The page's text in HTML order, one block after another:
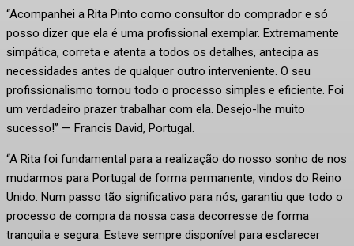
“Acompanhei a Rita Pinto como consultor do comprador e só
posso dizer que ela é uma profissional exemplar. Extremamente
simpática, correta e atenta a todos os detalhes, antecipa as
necessidades antes de qualquer outro interveniente. O seu
profissionalismo tornou todo o processo simples e eficiente. Foi
um verdadeiro prazer trabalhar com ela. Desejo-lhe muito
sucesso!” — Francis David, Portugal.
“A Rita foi fundamental para a realização do nosso sonho de nos
mudarmos para Portugal de forma permanente, vindos do Reino
Unido. Num passo tão significativo para nós, garantiu que todo o
processo de compra da nossa casa decorresse de forma
tranquila e segura. Esteve sempre disponível para esclarecer